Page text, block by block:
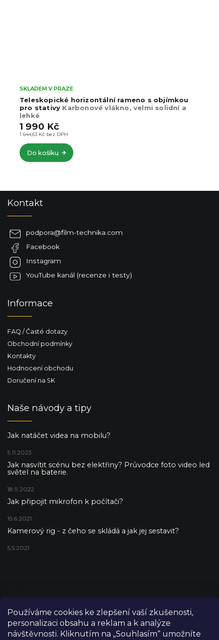
Používáme cookies ke zlepšení vaší zkušenosti,
personalizaci obsahu a reklam a k analýze
návštěvnosti. Kliknutím na „Souhlasím“ umožníte
Teleskopické horizontální rameno s objímkou
pro stativy Karbonové vlákno, velmi solidní a
lehké
SKLADEM V PRAZE
1 644,63 Kč bez DPH
1 990 Kč
Do košíku
Kontakt
podpora@film-technika.com
Facebook
Instagram
YouTube kanál (recenze i testy)
Informace
FAQ / Časté dotazy
Obchodní podmínky
Kontakty
Hodnocení obchodu
Doručení na SK
Naše návody a tipy
Jak natáčet videa na mobilu?
5.11.2023
Jak nasvítit scénu bez elektřiny? Průvodce foto video led
světel na baterie.
18.9.2022
Jak připojit mikrofon k počítači?
15.6.2021
Kamerový rig - z čeho se skládá a jak jej sestavit?
5.5.2021